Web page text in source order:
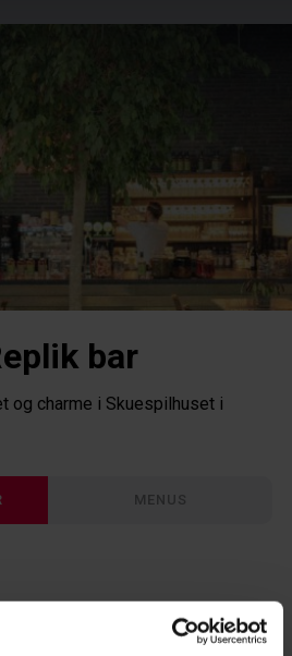
bar
og charme i Skuespilhuset i
MENUS
i København